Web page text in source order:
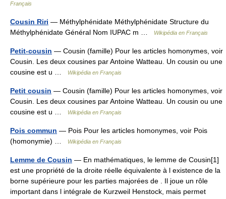
Français
Cousin Riri — Méthylphénidate Méthylphénidate Structure du
Méthylphénidate Général Nom IUPAC m …
Wikipédia en Français
Petit-cousin — Cousin (famille) Pour les articles homonymes, voir
Cousin. Les deux cousines par Antoine Watteau. Un cousin ou une
cousine est u …
Wikipédia en Français
Petit cousin — Cousin (famille) Pour les articles homonymes, voir
Cousin. Les deux cousines par Antoine Watteau. Un cousin ou une
cousine est u …
Wikipédia en Français
Pois commun — Pois Pour les articles homonymes, voir Pois
(homonymie) …
Wikipédia en Français
Lemme de Cousin — En mathématiques, le lemme de Cousin[1]
est une propriété de la droite réelle équivalente à l existence de la
borne supérieure pour les parties majorées de . Il joue un rôle
important dans l intégrale de Kurzweil Henstock, mais permet